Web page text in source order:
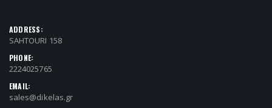
ADDRESS:
SAHTOURI 158
PHONE:
2224025765
EMAIL:
sales@dikelas.gr